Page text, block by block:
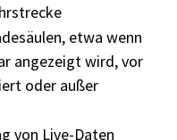
etwa wenn
angezeigt wird, vor
oder außer
von Live-Daten